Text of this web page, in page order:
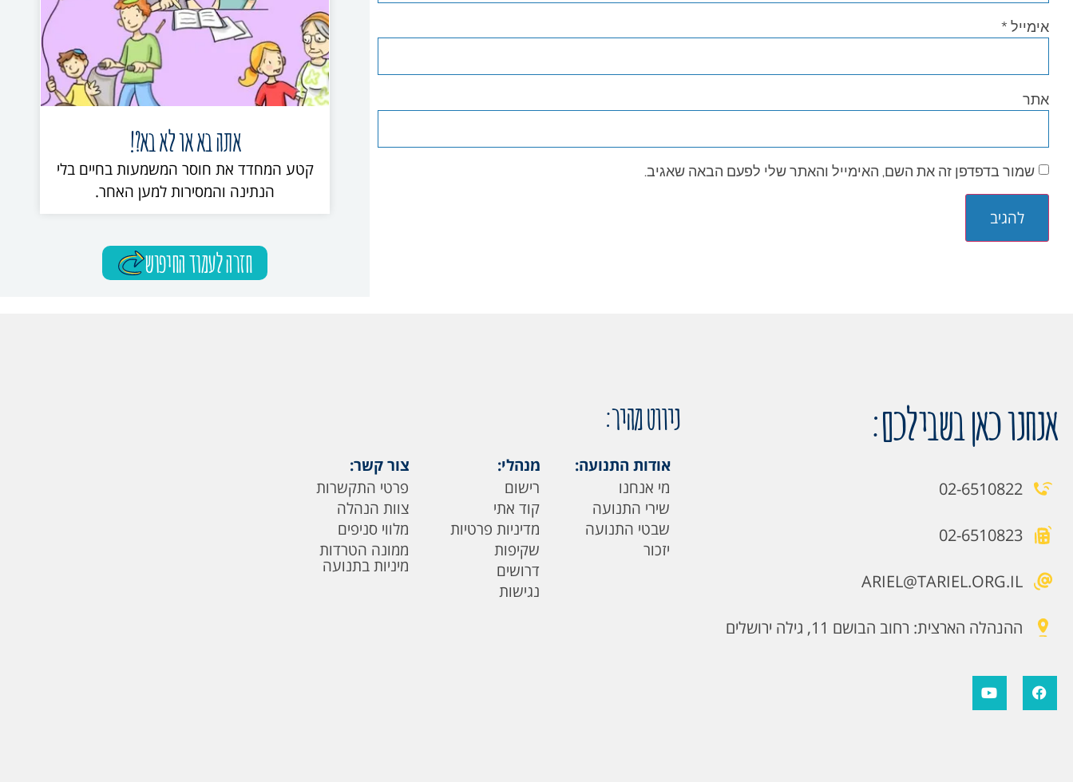
אימייל *
אתר
שמור בדפדפן זה את השם, האימייל והאתר שלי לפעם הבאה שאגיב.
אתה בא או לא בא?!
קטע המחדד את חוסר המשמעות בחיים בלי
הנתינה והמסירות למען האחר.
חזרה לעמוד החיפוש
אנחנו כאן בשבילכם:
02-6510822
02-6510823
ARIEL@TARIEL.ORG.IL
ההנהלה הארצית: רחוב הבושם 11, גילה ירושלים
ניווט מהיר:
אודות התנועה:
מי אנחנו
שירי התנועה
שבטי התנועה
יזכור
מנהלי:
רישום
קוד אתי
מדיניות פרטיות
שקיפות
דרושים
נגישות
צור קשר:
פרטי התקשרות
צוות הנהלה
מלווי סניפים
ממונה הטרדות
מיניות בתנועה